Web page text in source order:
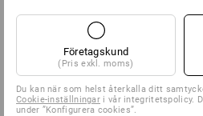
Företagskund
(Pris exkl. moms)
Du kan när som helst återkalla ditt
Cookie-inställningar i vår integritetspolicy.
under ”Konfigurera cookies”.